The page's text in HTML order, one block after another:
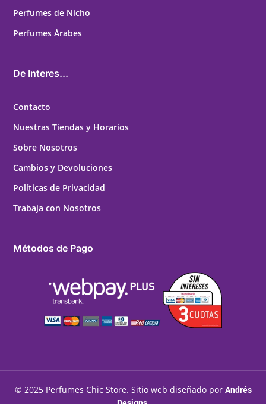
Perfumes de Nicho
Perfumes Árabes
De Interes...
Contacto
Nuestras Tiendas y Horarios
Sobre Nosotros
Cambios y Devoluciones
Políticas de Privacidad
Trabaja con Nosotros
Métodos de Pago
© 2025 Perfumes Chic Store. Sitio web diseñado por Andrés